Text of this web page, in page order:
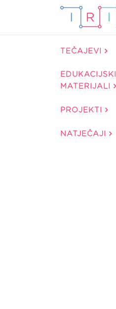
TEČAJEVI
EDUKACIJSKI
MATERIJALI
PROJEKTI
NATJEČAJI